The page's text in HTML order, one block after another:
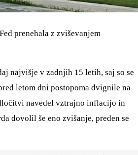
prenehala z zviševanjem
najvišje v zadnjih 15 letih, saj so se
letom dni postopoma dvignile na
navedel vztrajno inflacijo in
dovolil še eno zvišanje, preden se